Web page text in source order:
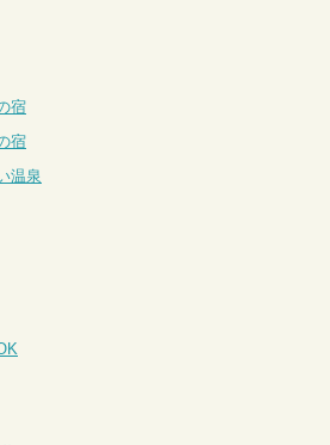
宿
宿
温泉